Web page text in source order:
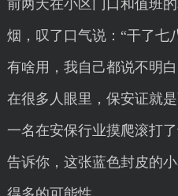
前两天在小区门口和值班
烟，叹了口气说：“干了七
有啥用，我自己都说不明
在很多人眼里，保安证就
一名在安保行业摸爬滚打
告诉你，这张蓝色封皮的